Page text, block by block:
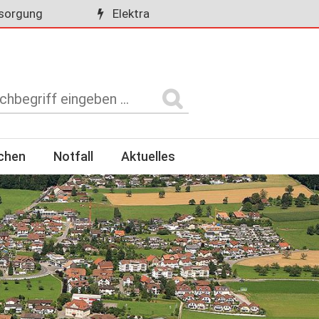
Elektra
Notfall Aktuelles